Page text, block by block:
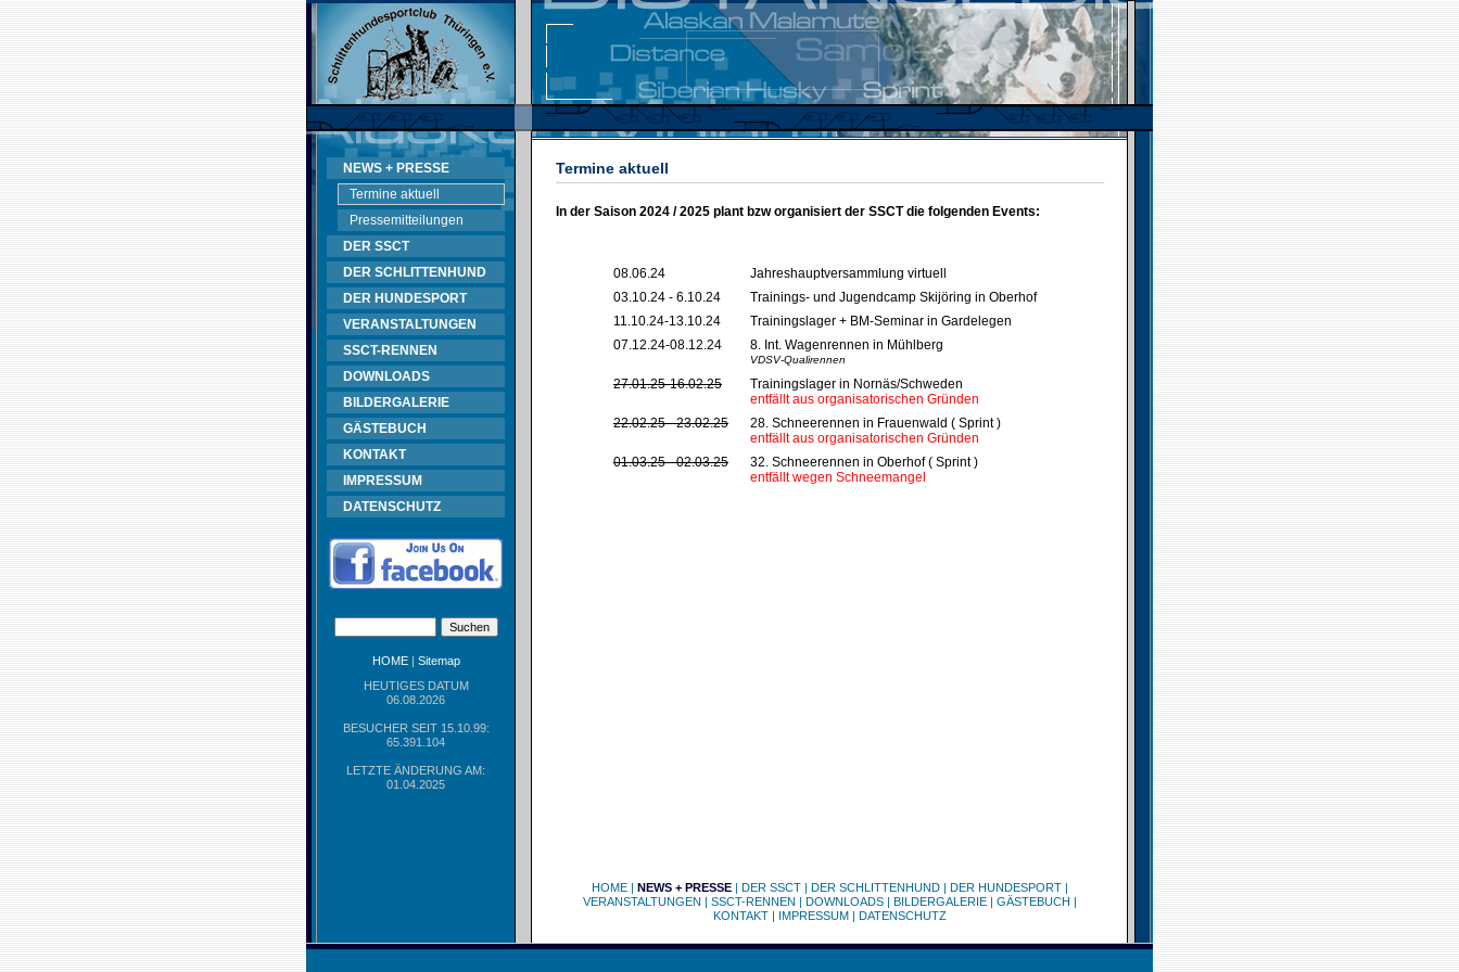
NEWS + PRESSE
Termine aktuell
Pressemitteilungen
DER SSCT
DER SCHLITTENHUND
DER HUNDESPORT
VERANSTALTUNGEN
SSCT-RENNEN
DOWNLOADS
BILDERGALERIE
GÄSTEBUCH
KONTAKT
IMPRESSUM
DATENSCHUTZ
HOME| Sitemap
HEUTIGES DATUM
06.08.2026
BESUCHER SEIT 15.10.99:
65.391.104
LETZTE ÄNDERUNG AM:
01.04.2025
Termine aktuell
In der Saison 2024 / 2025 plant bzw organisiert der SSCT die folgenden Events:
08.06.24
Jahreshauptversammlung virtuell
03.10.24 - 6.10.24
Trainings- und Jugendcamp Skijöring in Oberhof
11.10.24-13.10.24
Trainingslager + BM-Seminar in Gardelegen
07.12.24-08.12.24
8. Int. Wagenrennen in Mühlberg
VDSV-Qualirennen
27.01.25-16.02.25
Trainingslager in Nornäs/Schweden
entfällt aus organisatorischen Gründen
22.02.25 - 23.02.25
28. Schneerennen in Frauenwald ( Sprint )
entfällt aus organisatorischen Gründen
01.03.25 - 02.03.25
32. Schneerennen in Oberhof ( Sprint )
entfällt wegen Schneemangel
HOME| NEWS + PRESSE| DER SSCT| DER SCHLITTENHUND| DER HUNDESPORT|
VERANSTALTUNGEN | SSCT-RENNEN | DOWNLOADS| BILDERGALERIE| GÄSTEBUCH |
KONTAKT| IMPRESSUM| DATENSCHUTZ